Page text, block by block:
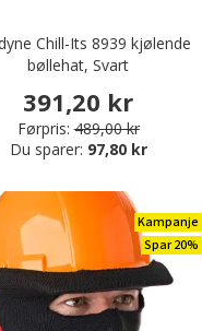
Chill-Its 8939 kjølende
bøllehat, Svart
391,20 kr
Førpris: 489,00 kr
Du sparer: 97,80 kr
Kampanje
Spar 20%